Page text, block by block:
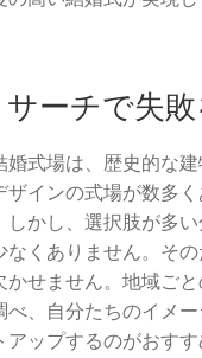
ーチで失
式場は、歴史的な
ザインの式場が数多
しかし、選択肢が多
なくありません。そ
かせません。地域ご
べ、自分たちのイメ
ップするのがおすす